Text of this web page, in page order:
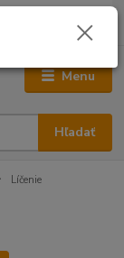
Menu
Hľadať
0,00 €
Líčenie